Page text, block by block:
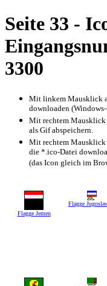
Seite 33 -
3300
Mit linkem Mausklick
downloaden
Mit rechtem Mausklick
als Gif abspeichern.
Mit rechtem Mausklick
die *.ico-Datei
(das Icon gleich im
Flagge Jemen
Flagge